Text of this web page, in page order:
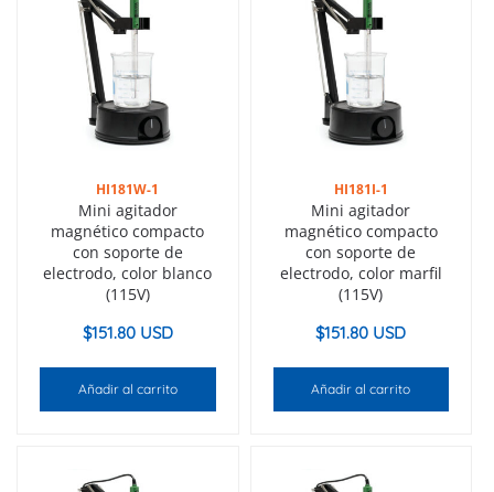
HI181W-1
Mini agitador
magnético compacto
con soporte de
electrodo, color blanco
(115V)
$151.80 USD
Añadir al carrito
HI181I-1
Mini agitador
magnético compacto
con soporte de
electrodo, color marfil
(115V)
$151.80 USD
Añadir al carrito